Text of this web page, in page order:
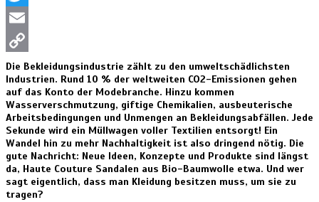
Twitter
Email
Copy
Die Bekleidungsindustrie zählt zu den umweltschädlichsten
Industrien. Rund 10 % der weltweiten CO2-Emissionen gehen
auf das Konto der Modebranche. Hinzu kommen
Wasserverschmutzung, giftige Chemikalien, ausbeuterische
Arbeitsbedingungen und Unmengen an Bekleidungsabfällen. Jede
Sekunde wird ein Müllwagen voller Textilien entsorgt! Ein
Wandel hin zu mehr Nachhaltigkeit ist also dringend nötig. Die
gute Nachricht: Neue Ideen, Konzepte und Produkte sind längst
da, Haute Couture Sandalen aus Bio-Baumwolle etwa. Und wer
sagt eigentlich, dass man Kleidung besitzen muss, um sie zu
tragen?